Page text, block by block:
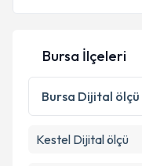
Kişisel
Metni
'ni
kapsamda
Bursa İlçeleri
Bursa Dijital ölçü
Kestel Dijital ölçü